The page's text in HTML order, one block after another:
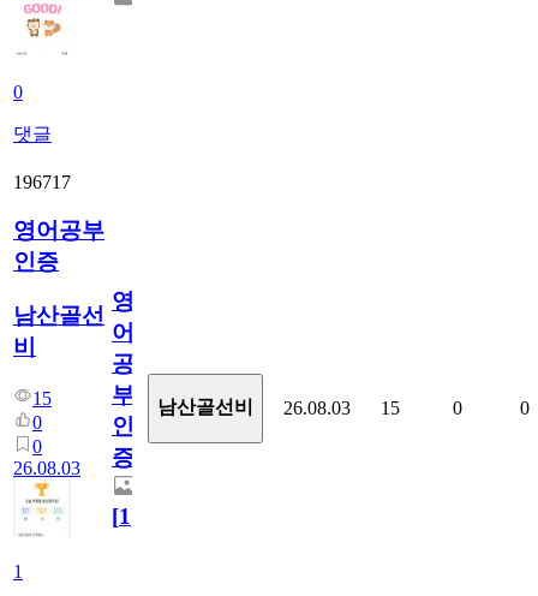
0
댓글
196717
영어공부
인증
남산골선
비
15
0
0
26.08.03
1
영
어
공
부
인
증
[1]
남산골선비 26.08.03 15 0 0